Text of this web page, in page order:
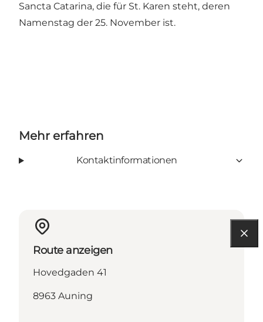
Sancta Catarina, die für St. Karen steht, deren
Namenstag der 25. November ist.
Mehr erfahren
Kontaktinformationen
Route anzeigen
Hovedgaden 41
8963 Auning